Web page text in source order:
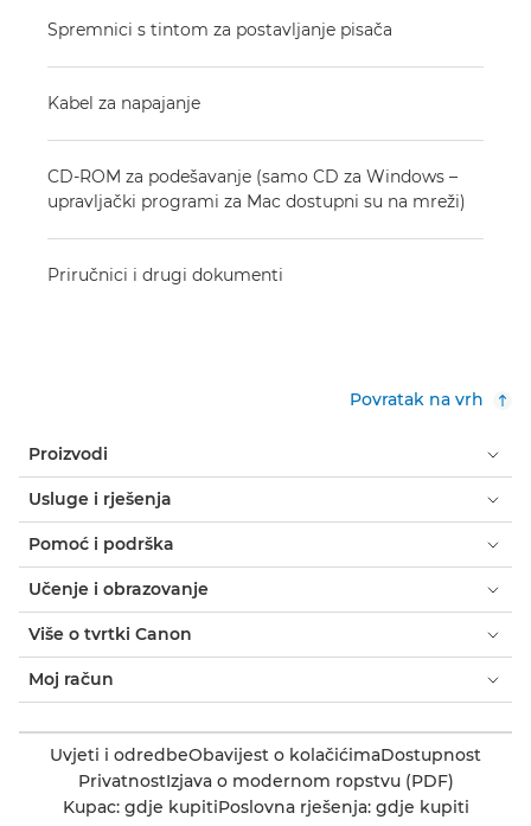
Spremnici s tintom za postavljanje pisača
Kabel za napajanje
CD-ROM za podešavanje (samo CD za Windows –
upravljački programi za Mac dostupni su na mreži)
Priručnici i drugi dokumenti
Povratak na vrh
Proizvodi
Usluge i rješenja
Pomoć i podrška
Učenje i obrazovanje
Više o tvrtki Canon
Moj račun
Uvjeti i odredbeObavijest o kolačićimaDostupnost
PrivatnostIzjava o modernom ropstvu (PDF)
Kupac: gdje kupitiPoslovna rješenja: gdje kupiti